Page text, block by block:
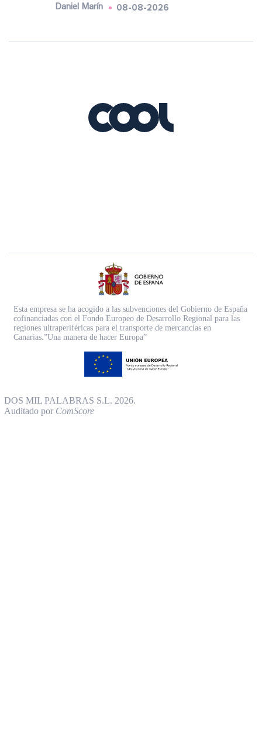
Daniel Marín 08-08-2026
Esta empresa se ha acogido a las subvenciones del Gobierno de España
cofinanciadas con el Fondo Europeo de Desarrollo Regional para las
regiones ultraperiféricas para el transporte de mercancías en
Canarias.”Una manera de hacer Europa”
DOS MIL PALABRAS S.L. 2026.
Auditado por ComScore